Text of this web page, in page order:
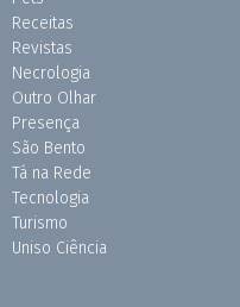
Receitas
Revistas
Necrologia
Outro Olhar
Presença
São Bento
Tá na Rede
Tecnologia
Turismo
Uniso Ciência